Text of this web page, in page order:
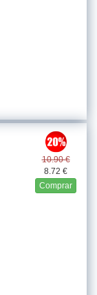
10.90 €
8.72 €
Comprar